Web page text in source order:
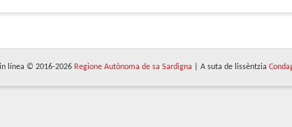
línea © 2016-2026 Regione Autònoma de sa Sardigna | A suta de lissèntzia